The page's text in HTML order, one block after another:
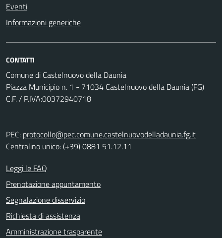
Eventi
Informazioni generiche
CONTATTI
Comune di Castelnuovo della Daunia
Piazza Municipio n. 1 - 71034 Castelnuovo della Daunia (FG)
C.F. / P.IVA:00372940718
PEC: protocollo@pec.comune.castelnuovodelladaunia.fg.it
Centralino unico: (+39) 0881 51.12.11
Leggi le FAQ
Prenotazione appuntamento
Segnalazione disservizio
Richiesta di assistenza
Amministrazione trasparente